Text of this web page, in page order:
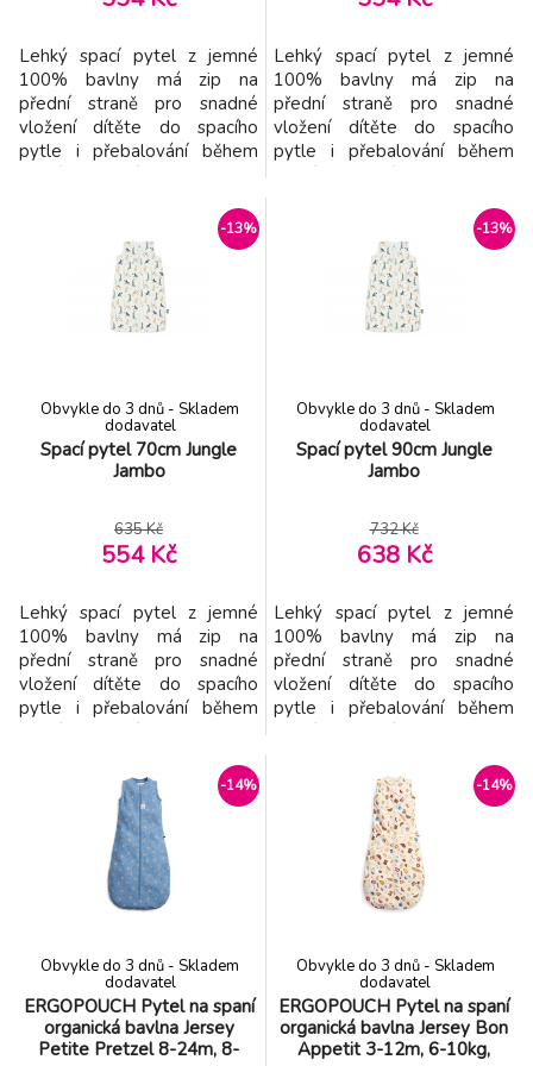
Lehký spací pytel z jemné
100% bavlny má zip na
přední straně pro snadné
vložení dítěte do spacího
pytle i přebalování během
která určuje hřejivost spacích
pytlů a dek. Čím vyšší je
hodnota TOG, tím je produkt
teplejší. Spací pytel má
hodnotu TOG 0,5, jedná se
Lehký spací pytel z jemné
100% bavlny má zip na
přední straně pro snadné
vložení dítěte do spacího
pytle i přebalování během
která určuje hřejivost spacích
pytlů a dek. Čím vyšší je
hodnota TOG, tím je produkt
teplejší. Spací pytel má
hodnotu TOG 0,5, jedná se
-13%
Spací pytel 70cm Jungle
Jambo
Obvykle do 3 dnů - Skladem
dodavatel
635 Kč
554 Kč
Lehký spací pytel z jemné
100% bavlny má zip na
přední straně pro snadné
vložení dítěte do spacího
pytle i přebalování během
která určuje hřejivost spacích
pytlů a dek. Čím vyšší je
hodnota TOG, tím je produkt
teplejší. Spací pytel má
hodnotu TOG 0,5, jedná se
tedy o lehký spací pytel
-13%
Spací pytel 90cm Jungle
Jambo
Obvykle do 3 dnů - Skladem
dodavatel
732 Kč
638 Kč
Lehký spací pytel z jemné
100% bavlny má zip na
přední straně pro snadné
vložení dítěte do spacího
pytle i přebalování během
která určuje hřejivost spacích
pytlů a dek. Čím vyšší je
hodnota TOG, tím je produkt
teplejší. Spací pytel má
hodnotu TOG 0,5, jedná se
tedy o lehký spací pytel
-14%
ERGOPOUCH Pytel na spaní
organická bavlna Jersey
Petite Pretzel 8-24m, 8-
Obvykle do 3 dnů - Skladem
dodavatel
-14%
ERGOPOUCH Pytel na spaní
organická bavlna Jersey Bon
Appetit 3-12m, 6-10kg,
Obvykle do 3 dnů - Skladem
dodavatel